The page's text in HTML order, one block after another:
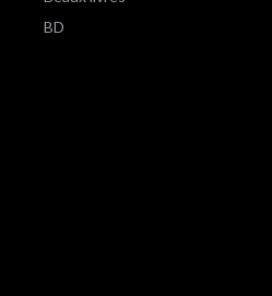
BD